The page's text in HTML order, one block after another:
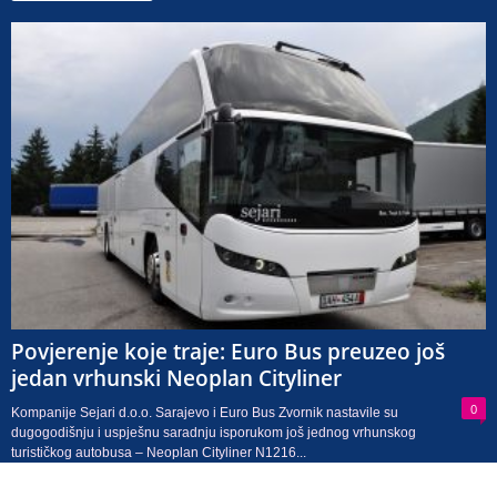
Povjerenje koje traje: Euro Bus preuzeo još
jedan vrhunski Neoplan Cityliner
0
Kompanije Sejari d.o.o. Sarajevo i Euro Bus Zvornik nastavile su
dugogodišnju i uspješnu saradnju isporukom još jednog vrhunskog
turističkog autobusa – Neoplan Cityliner N1216...